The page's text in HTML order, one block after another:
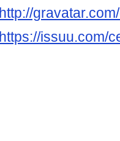
http://
https://issuu.com/